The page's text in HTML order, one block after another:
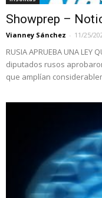
Showprep –
Vianney Sánchez - 11/25/
RUSIA APRUEBA UNA LEY
diputados rusos
que amplían